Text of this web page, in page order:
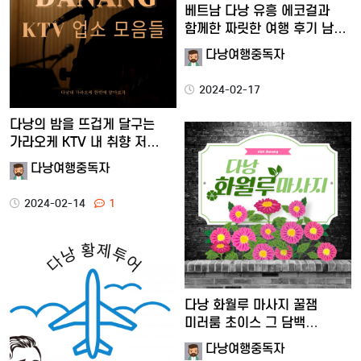
베트남 다낭 유흥 에코걸과
함께한 짜릿한 여행 후기 남…
다낭여행중독자
2024-02-17
다낭의 밤을 뜨겁게 달구는
가라오케 KTV 내 취향 저…
다낭여행중독자
2024-02-14 1
다낭 화월루 마사지 꿀잼
미러룸 초이스 그 담백
솔직한…
다낭여행중독자